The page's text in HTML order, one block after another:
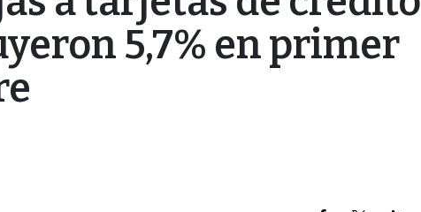
5,7% en primer